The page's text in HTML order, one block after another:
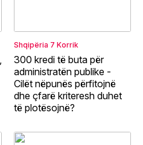
Shqipëria 7 Korrik
300 kredi të buta për
administratën publike -
Cilët nëpunës përfitojnë
dhe çfarë kriteresh duhet
të plotësojnë?